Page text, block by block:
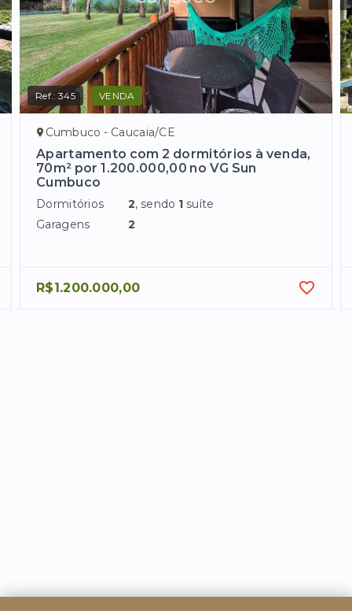
Ref.:345 VENDA
Cumbuco - Caucaia/CE
Apartamento com 2 dormitórios à venda,
70m² por 1.200.000,00 no VG Sun
Cumbuco
Dormitórios 2, sendo 1 suíte
Garagens
2
R$1.200.000,00